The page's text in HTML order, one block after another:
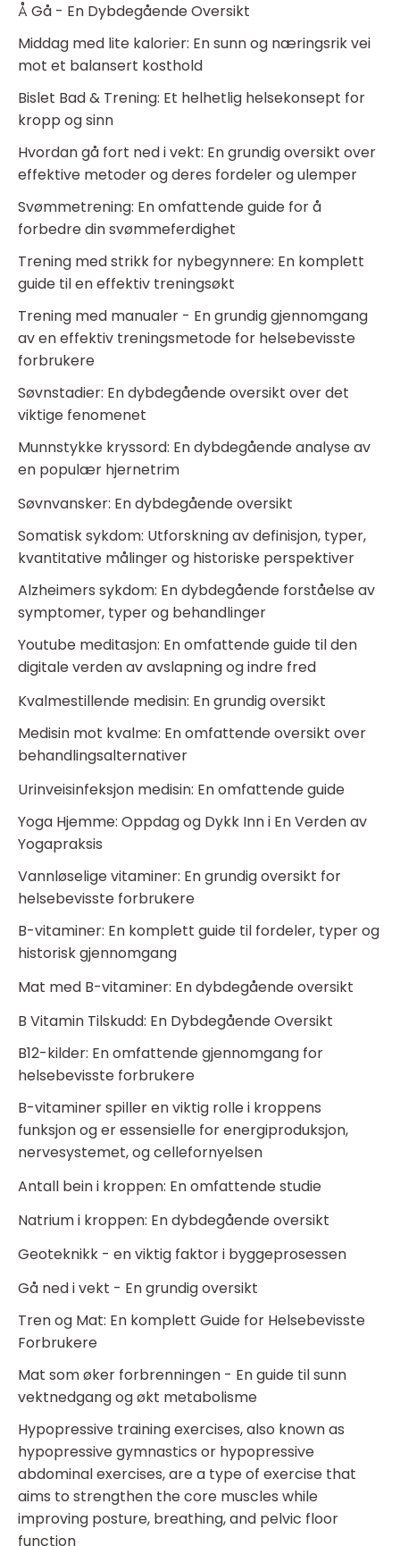
Å Gå - En Dybdegående Oversikt
Middag med lite kalorier: En sunn og næringsrik vei
mot et balansert kosthold
Bislet Bad & Trening: Et helhetlig helsekonsept for
kropp og sinn
Hvordan gå fort ned i vekt: En grundig oversikt over
effektive metoder og deres fordeler og ulemper
Svømmetrening: En omfattende guide for å
forbedre din svømmeferdighet
Trening med strikk for nybegynnere: En komplett
guide til en effektiv treningsøkt
Trening med manualer - En grundig gjennomgang
av en effektiv treningsmetode for helsebevisste
forbrukere
Søvnstadier: En dybdegående oversikt over det
viktige fenomenet
Munnstykke kryssord: En dybdegående analyse av
en populær hjernetrim
Søvnvansker: En dybdegående oversikt
Somatisk sykdom: Utforskning av definisjon, typer,
kvantitative målinger og historiske perspektiver
Alzheimers sykdom: En dybdegående forståelse av
symptomer, typer og behandlinger
Youtube meditasjon: En omfattende guide til den
digitale verden av avslapning og indre fred
Kvalmestillende medisin: En grundig oversikt
Medisin mot kvalme: En omfattende oversikt over
behandlingsalternativer
Urinveisinfeksjon medisin: En omfattende guide
Yoga Hjemme: Oppdag og Dykk Inn i En Verden av
Yogapraksis
Vannløselige vitaminer: En grundig oversikt for
helsebevisste forbrukere
B-vitaminer: En komplett guide til fordeler, typer og
historisk gjennomgang
Mat med B-vitaminer: En dybdegående oversikt
B Vitamin Tilskudd: En Dybdegående Oversikt
B12-kilder: En omfattende gjennomgang for
helsebevisste forbrukere
B-vitaminer spiller en viktig rolle i kroppens
funksjon og er essensielle for energiproduksjon,
nervesystemet, og cellefornyelsen
Antall bein i kroppen: En omfattende studie
Natrium i kroppen: En dybdegående oversikt
Geoteknikk - en viktig faktor i byggeprosessen
Gå ned i vekt - En grundig oversikt
Tren og Mat: En komplett Guide for Helsebevisste
Forbrukere
Mat som øker forbrenningen - En guide til sunn
vektnedgang og økt metabolisme
Hypopressive training exercises, also known as
hypopressive gymnastics or hypopressive
abdominal exercises, are a type of exercise that
aims to strengthen the core muscles while
improving posture, breathing, and pelvic floor
function